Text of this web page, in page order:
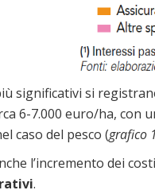
significativi si
6-7.000 euro/ha, con
caso del pesco (grafico 1
l’incremento dei
.